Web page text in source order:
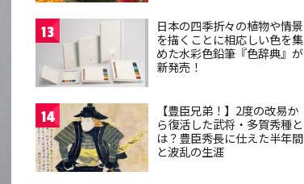
13
日本の四季折々の植物や情景
を描くことに相応しい色を集
めた水彩色鉛筆『色辞典』が
新発売！
14
【豊臣兄弟！】2度の改易か
ら復活した武将・多賀秀種と
は？豊臣秀長に仕えた半年間
と波乱の生涯